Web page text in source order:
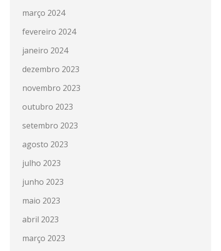
março 2024
fevereiro 2024
janeiro 2024
dezembro 2023
novembro 2023
outubro 2023
setembro 2023
agosto 2023
julho 2023
junho 2023
maio 2023
abril 2023
março 2023